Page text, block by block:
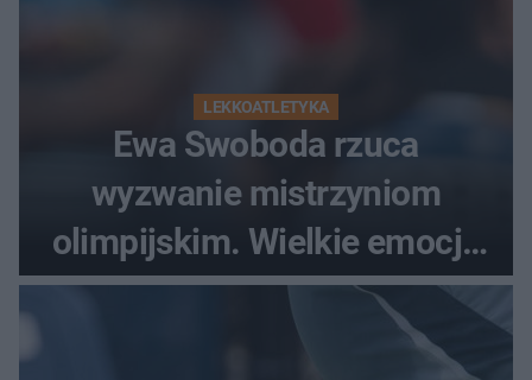
LEKKOATLETYKA
Ewa Swoboda rzuca
wyzwanie mistrzyniom
olimpijskim. Wielkie emocje
podczas Silesia Memoriału
Kamili Skolimowskiej